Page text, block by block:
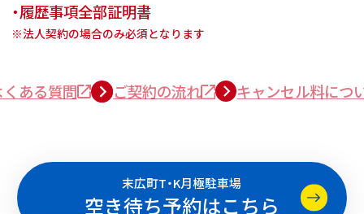
・履歴事項全部証明書
※法人契約の場合のみ必須となります
くある質問 ご契約の流れ キャンセル料につ
末広町T・K月極駐車場
空き待ち予約はこちら